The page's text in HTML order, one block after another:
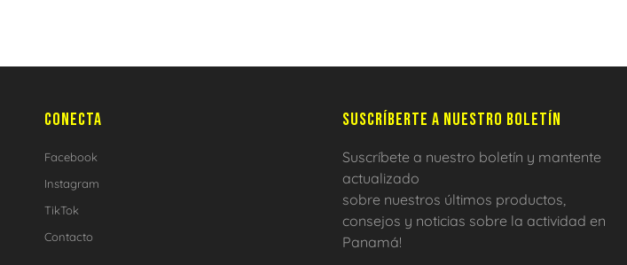
CONECTA
Facebook
Instagram
TikTok
Contacto
SUSCRÍBERTE A NUESTRO BOLETÍN
Suscríbete a nuestro boletín y mantente
actualizado
sobre nuestros últimos productos,
consejos y noticias sobre la actividad en
Panamá!